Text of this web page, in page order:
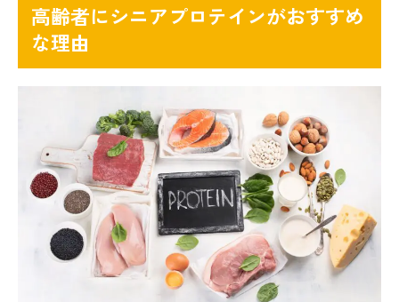
高齢者にシニアプロテインがおすすめ
な理由